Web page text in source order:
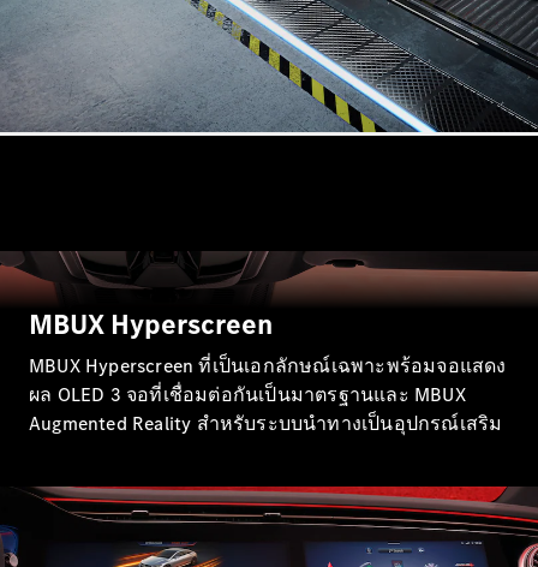
ทดลองขับ
Mercedes-
Benz Online
Showroom
คาบริโอเลต/โรดสเตอร์
Cabriolets /
AMG SL
Roadster
Mercedes-
MBUX Hyperscreen
MBUX Hyperscreen ที่เป็นเอกลักษณ์เฉพาะพร้อมจอแสดง
ผล OLED 3 จอที่เชื่อมต่อกันเป็นมาตรฐานและ MBUX
Augmented Reality สำหรับระบบนำทางเป็นอุปกรณ์เสริม